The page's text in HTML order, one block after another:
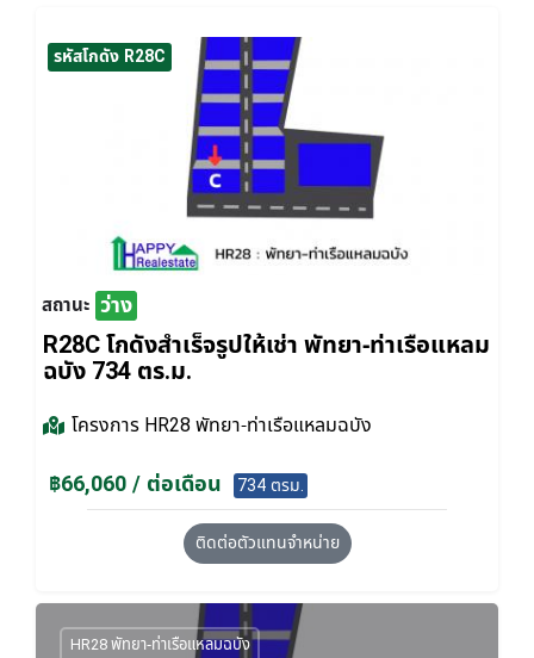
รหัสโกดัง R28C
สถานะ ว่าง
R28C โกดังสำเร็จรูปให้เช่า พัทยา-ท่าเรือแหลม
ฉบัง 734 ตร.ม.
โครงการ HR28 พัทยา-ท่าเรือแหลมฉบัง
฿66,060 / ต่อเดือน 734 ตรม.
ติดต่อตัวแทนจำหน่าย
HR28 พัทยา-ท่าเรือแหลมฉบัง